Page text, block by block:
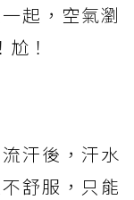
起，空氣瀏
！
汗後，汗水
舒服，只能